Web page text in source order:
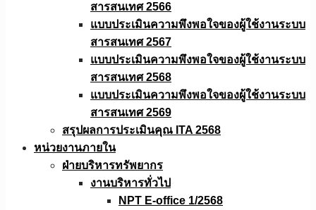
สารสนเทศ 2566
แบบประเมินความพึงพอใจของผู้ใช้งานระบบ
สารสนเทศ 2567
แบบประเมินความพึงพอใจของผู้ใช้งานระบบ
สารสนเทศ 2568
แบบประเมินความพึงพอใจของผู้ใช้งานระบบ
สารสนเทศ 2569
สรุปผลการประเมินคุณ ITA 2568
หน่วยงานภายใน
ฝ่ายบริหารทรัพยากร
งานบริหารทั่วไป
NPT E-office 1/2568